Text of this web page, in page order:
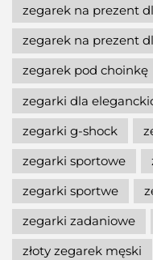
zegarek na prezent
zegarek na prezent
zegarek pod choinkę
zegarki dla
zegarki g-shock
zegarki sportowe
zegarki sportwe
zegarki zadaniowe
złoty zegarek męski